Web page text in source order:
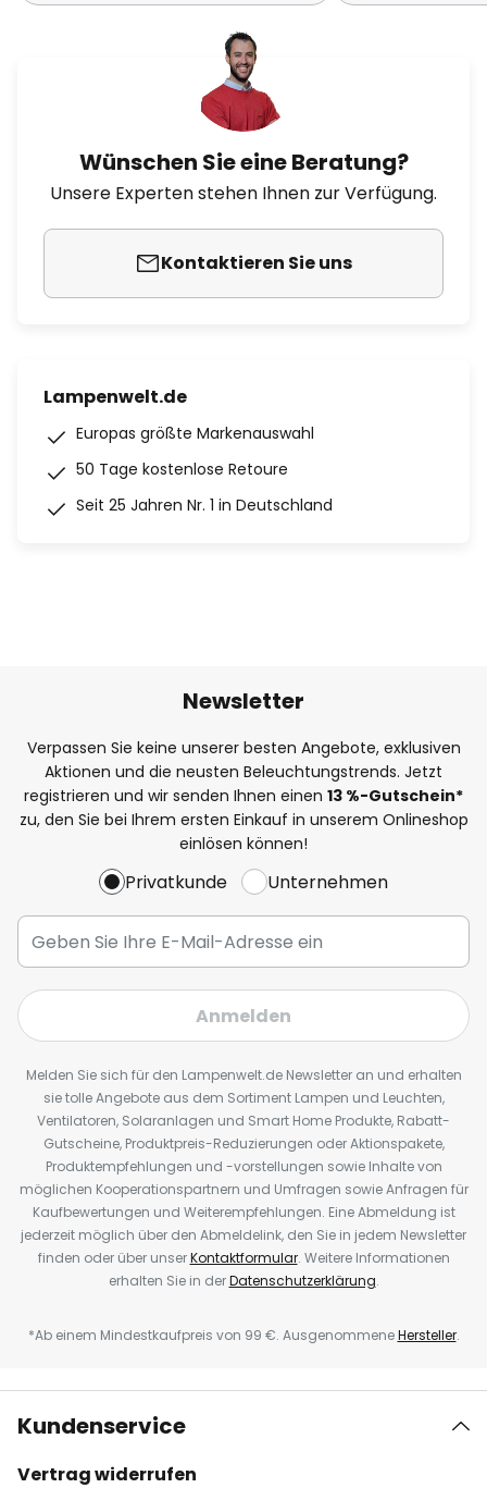
Wünschen Sie eine Beratung?
Unsere Experten stehen Ihnen zur Verfügung.
Kontaktieren Sie uns
Lampenwelt.de
Europas größte Markenauswahl
50 Tage kostenlose Retoure
Seit 25 Jahren Nr. 1 in Deutschland
Newsletter
Verpassen Sie keine unserer besten Angebote, exklusiven
Aktionen und die neusten Beleuchtungstrends. Jetzt
registrieren und wir senden Ihnen einen 13 %-Gutschein*
zu, den Sie bei Ihrem ersten Einkauf in unserem Onlineshop
einlösen können!
Privatkunde Unternehmen
Anmelden
Melden Sie sich für den Lampenwelt.de Newsletter an und erhalten
sie tolle Angebote aus dem Sortiment Lampen und Leuchten,
Ventilatoren, Solaranlagen und Smart Home Produkte, Rabatt-
Gutscheine, Produktpreis-Reduzierungen oder Aktionspakete,
Produktempfehlungen und -vorstellungen sowie Inhalte von
möglichen Kooperationspartnern und Umfragen sowie Anfragen für
Kaufbewertungen und Weiterempfehlungen. Eine Abmeldung ist
jederzeit möglich über den Abmeldelink, den Sie in jedem Newsletter
finden oder über unserKontaktformular. Weitere Informationen
erhalten Sie in derDatenschutzerklärung.
*Ab einem Mindestkaufpreis von 99 €. AusgenommeneHersteller.
Kundenservice
Vertrag widerrufen